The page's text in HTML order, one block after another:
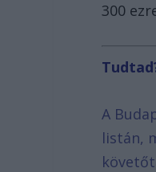
300
A
listán,